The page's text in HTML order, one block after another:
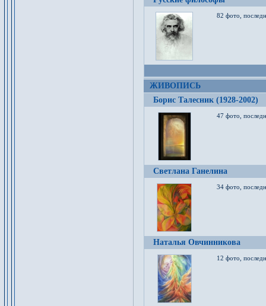
82 фото,
ЖИВОПИСЬ
Борис Талесник (1928-2002)
47 фото,
Светлана Ганелина
34 фото,
Наталья Овчинникова
12 фото,